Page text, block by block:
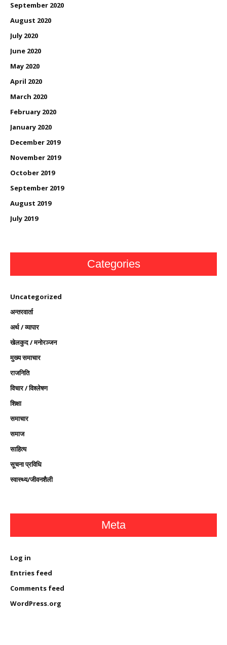
September 2020
August 2020
July 2020
June 2020
May 2020
April 2020
March 2020
February 2020
January 2020
December 2019
November 2019
October 2019
September 2019
August 2019
July 2019
Categories
Uncategorized
अन्तरवार्ता
अर्थ / व्यापार
खेलकुद / मनोरञ्जन
मुख्य समाचार
राजनिति
विचार / विश्लेषण
शिक्षा
समाचार
समाज
साहित्य
सूचना प्रविधि
स्वास्थ्य/जीवनशैली
Meta
Log in
Entries feed
Comments feed
WordPress.org